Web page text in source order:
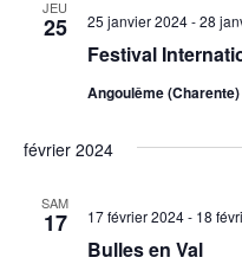
JEU
25
Festival
25 janvier 2024-28
Angoulême (Charente)
février 2024
SAM
17
Bulles en Val
17 février 2024- 18